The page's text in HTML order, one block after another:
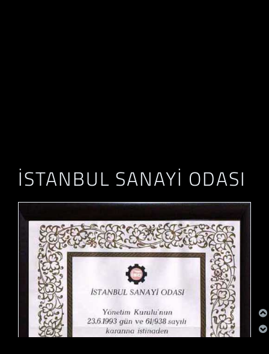
İSTANBUL SANAYI ODASI